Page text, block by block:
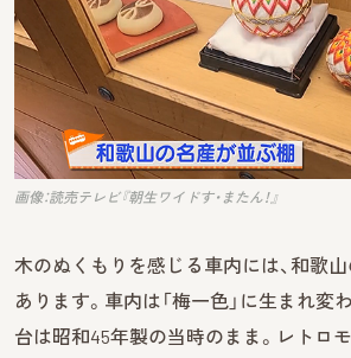
画像：読売テレビ『朝生ワイドす・またん！』
木のぬくもりを感じる車内には、和歌
あります。車内は「梅一色」に生まれ変
台は昭和45年製の当時のまま。レトロ